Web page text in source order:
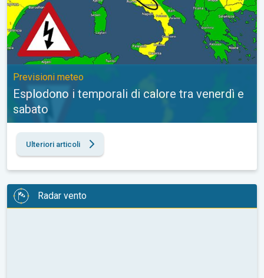
Previsioni meteo
Esplodono i temporali di calore tra venerdì e
sabato
Ulteriori articoli
Radar vento